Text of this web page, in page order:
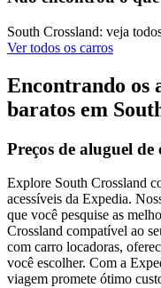
South Crossland: veja
Ver todos os carros
Encontrando os
baratos em
Preços de aluguel
Explore South Crossland
acessíveis da Expedia.
que você pesquise as
Crossland compatível ao
com carro locadoras,
você escolher. Com a
viagem promete ótimo